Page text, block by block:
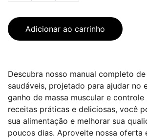
Adicionar ao carrinho
Descubra nosso manual completo
saudáveis, projetado para ajudar no
ganho de massa muscular e controle
receitas práticas e deliciosas, você
sua alimentação e melhorar sua
poucos dias. Aproveite nossa oferta